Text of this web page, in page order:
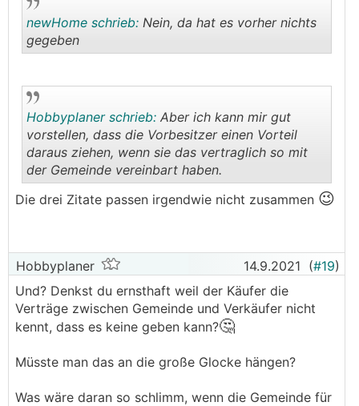
..
newHome schrieb: Nein, da hat es vorher nichts
gegeben
..
Hobbyplaner schrieb: Aber ich kann mir gut
vorstellen, dass die Vorbesitzer einen Vorteil
daraus ziehen, wenn sie das vertraglich so mit
der Gemeinde vereinbart haben.
Die drei Zitate passen irgendwie nicht zusammen 😉
Hobbyplaner 14.9.2021 (#19)
Und? Denkst du ernsthaft weil der Käufer die
Verträge zwischen Gemeinde und Verkäufer nicht
kennt, dass es keine geben kann?🤔
Müsste man das an die große Glocke hängen?
Was wäre daran so schlimm, wenn die Gemeinde für